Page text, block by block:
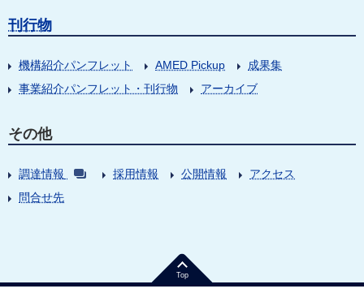
刊行物
機構紹介パンフレット AMED Pickup
成果集
事業紹介パンフレット・刊行物
アーカイブ
その他
調達情報 採用情報 公開情報
アクセス
問合せ先
Top